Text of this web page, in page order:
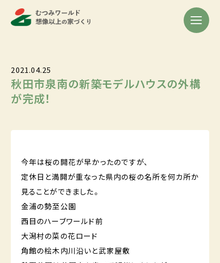
2021.04.25
秋田市泉南の新築モデルハウスの外構
が完成！
今年は桜の開花が早かったのですが、
定休日と満開が重なった県内の桜の名所を何カ所か
見ることができました。
金浦の勢至公園
西目のハーブワールド前
大潟村の菜の花ロード
角館の桧木内川沿いと武家屋敷